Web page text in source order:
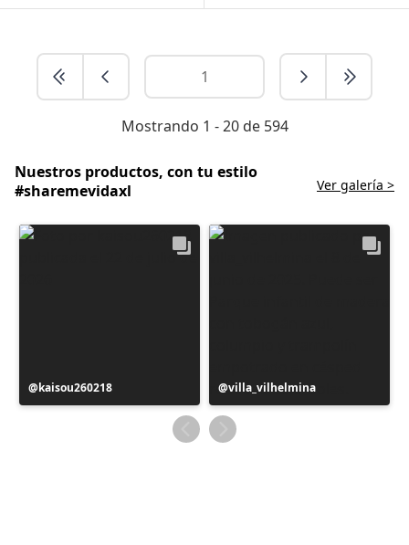
Mostrando 1 - 20 de 594
Nuestros productos, con tu estilo
#sharemevidaxl
Ver galería >
Publicación
realizada
kaisou260218
Publicación
realizada
por
villa_vilhelmina